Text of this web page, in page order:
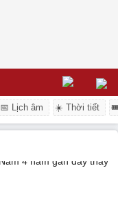
📅 Lịch âm ☀️ Thời tiết